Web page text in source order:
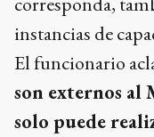
instancias de
El funcionario
son externos al
solo puede